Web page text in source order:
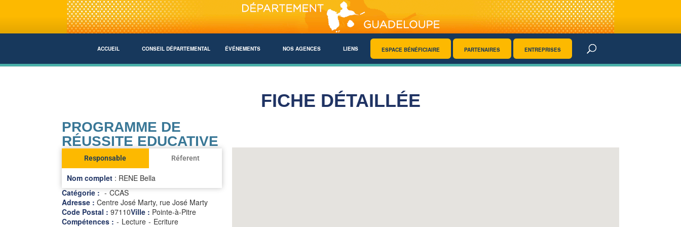
ACCUEIL CONSEIL DÉPARTEMENTAL ÉVÉNEMENTS NOS AGENCES LIENS ESPACE BÉNÉFICIAIRE PARTENAIRES ENTREPRISES
FICHE DÉTAILLÉE
PROGRAMME DE
RÉUSSITE EDUCATIVE
Responsable Réferent
Nom complet : RENE Bella
Catégorie :
CCAS
Adresse : Centre José Marty, rue José Marty
Code Postal : 97110Ville : Pointe-à-Pitre
Compétences : - Lecture - Ecriture